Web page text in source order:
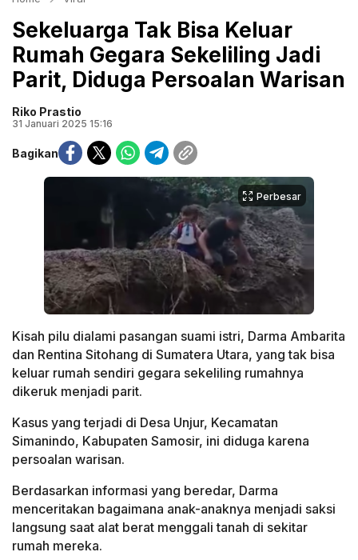
Sekeluarga Tak Bisa Keluar
Rumah Gegara Sekeliling Jadi
Parit, Diduga Persoalan Warisan
Riko Prastio
31 Januari 2025 15:16
Bagikan
Perbesar
Kisah pilu dialami pasangan suami istri, Darma Ambarita
dan Rentina Sitohang di Sumatera Utara, yang tak bisa
keluar rumah sendiri gegara sekeliling rumahnya
dikeruk menjadi parit.
Kasus yang terjadi di Desa Unjur, Kecamatan
Simanindo, Kabupaten Samosir, ini diduga karena
persoalan warisan.
Berdasarkan informasi yang beredar, Darma
menceritakan bagaimana anak-anaknya menjadi saksi
langsung saat alat berat menggali tanah di sekitar
rumah mereka.